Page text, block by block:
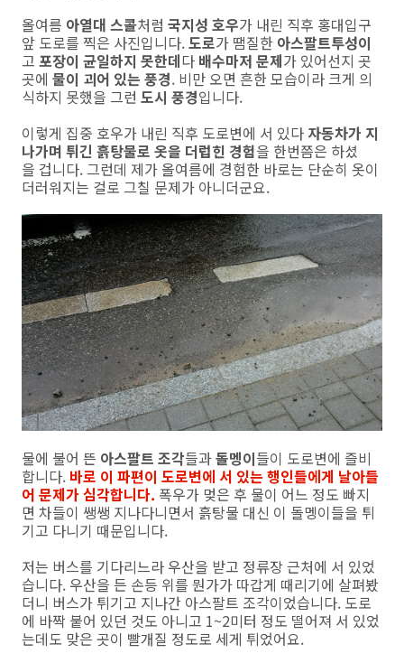
올여름 아열대 스콜처럼 국지성 호우가 내린 직후 홍대입구
앞 도로를 찍은 사진입니다.도로가 땜질한 아스팔트투성이
고 포장이 균일하지 못한데다 배수마저 문제가 있어선지 곳
곳에 물이 괴어 있는 풍경. 비만 오면 흔한 모습이라 크게 의
식하지 못했을 그런 도시 풍경입니다.
이렇게 집중 호우가 내린 직후 도로변에 서 있다 자동차가 지
나가며 튀긴 흙탕물로 옷을 더럽힌 경험을 한번쯤은 하셨
을 겁니다. 그런데 제가 올여름에 경험한 바로는 단순히 옷이
더러워지는 걸로 그칠 문제가 아니더군요.
물에 불어 뜬 아스팔트 조각들과돌멩이들이 도로변에 즐비
합니다. 바로 이 파편이 도로변에 서 있는 행인들에게 날아들
어 문제가 심각합니다. 폭우가 멎은 후 물이 어느 정도 빠지
면 차들이 쌩쌩 지나다니면서 흙탕물 대신 이 돌멩이들을 튀
기고 다니기 때문입니다.
저는 버스를 기다리느라 우산을 받고 정류장 근처에 서 있었
습니다. 우산을 든 손등 위를 뭔가가 따갑게 때리기에 살펴봤
더니 버스가 튀기고 지나간 아스팔트 조각이었습니다. 도로
에 바짝 붙어 있던 것도 아니고 1~2미터 정도 떨어져 서 있었
는데도 맞은 곳이 빨개질 정도로 세게 튀었어요.